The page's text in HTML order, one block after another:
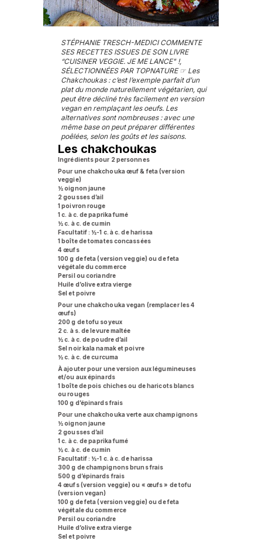
STÉPHANIE TRESCH-MEDICI COMMENTE
SES RECETTES ISSUES DE SON LIVRE
“CUISINER VEGGIE. JE ME LANCE" !,
SÉLECTIONNÉES PAR TOPNATURE ☞ Les
Chakchoukas : c’est l’exemple parfait d’un
plat du monde naturellement végétarien, qui
peut être décliné très facilement en version
vegan en remplaçant les oeufs. Les
alternatives sont nombreuses : avec une
même base on peut préparer différentes
poêlées, selon les goûts et les saisons.
Les chakchoukas
Ingrédients pour 2 personnes
Pour une chakchouka œuf & feta (version
veggie)
½ oignon jaune
2 gousses d’ail
1 poivron rouge
1 c. à c. de paprika fumé
½ c. à c. de cumin
Facultatif : ½-1 c. à c. de harissa
1 boîte de tomates concassées
4 œufs
100 g de feta (version veggie) ou de feta
végétale du commerce
Persil ou coriandre
Huile d’olive extra vierge
Sel et poivre
Pour une chakchouka vegan (remplacer les 4
œufs)
200 g de tofu soyeux
2 c. à s. de levure maltée
½ c. à c. de poudre d’ail
Sel noir kala namak et poivre
½ c. à c. de curcuma
À ajouter pour une version aux légumineuses
et/ou aux épinards
1 boîte de pois chiches ou de haricots blancs
ou rouges
100 g d’épinards frais
Pour une chakchouka verte aux champignons
½ oignon jaune
2 gousses d’ail
1 c. à c. de paprika fumé
½ c. à c. de cumin
Facultatif : ½-1 c. à c. de harissa
300 g de champignons bruns frais
500 g d’épinards frais
4 œufs (version veggie) ou « œufs » de tofu
(version vegan)
100 g de feta (version veggie) ou de feta
végétale du commerce
Persil ou coriandre
Huile d’olive extra vierge
Sel et poivre